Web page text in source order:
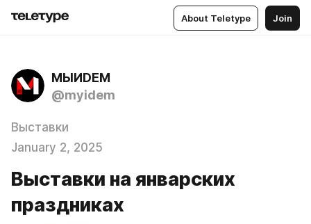
About Teletype Join
МЫИDЕМ
@myidem
Выставки
January 2, 2025
Выставки на январских
праздниках